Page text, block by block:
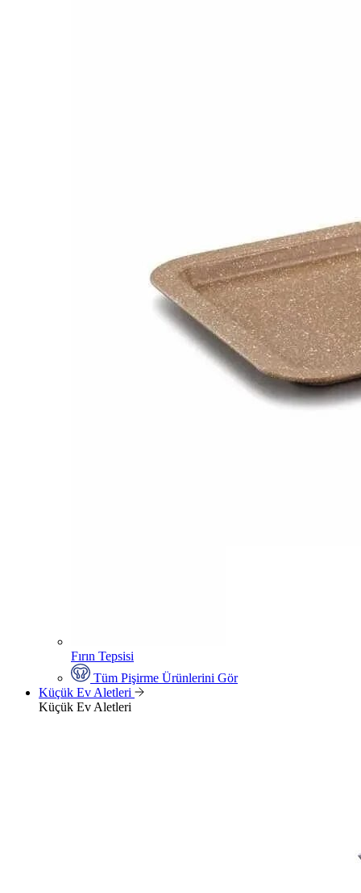
Fırın Tepsisi
Tüm Pişirme Ürünlerini Gör
Küçük Ev Aletleri
Küçük Ev Aletleri